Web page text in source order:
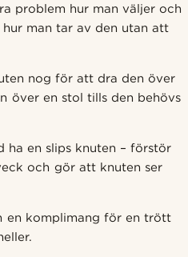
problem hur man väljer och
man tar av den utan att
nog för att dra den över
över en stol tills den behövs
ha en slips knuten – förstör
och gör att knuten ser
en komplimang för en trött